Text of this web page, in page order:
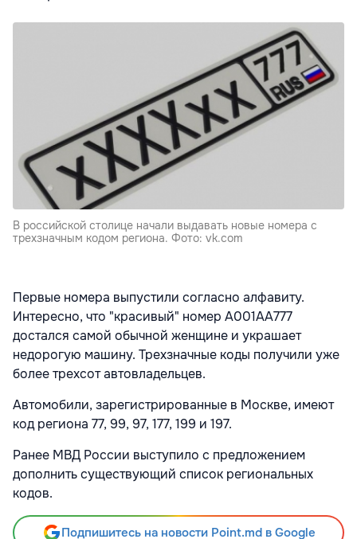
В российской столице начали выдавать новые номера с
трехзначным кодом региона. Фото: vk.com
Первые номера выпустили согласно алфавиту.
Интересно, что "красивый" номер А001АА777
достался самой обычной женщине и украшает
недорогую машину. Трехзначные коды получили уже
более трехсот автовладельцев.
Автомобили, зарегистрированные в Москве, имеют
код региона 77, 99, 97, 177, 199 и 197.
Ранее МВД России выступило с предложением
дополнить существующий список региональных
кодов.
Подпишитесь на новости Point.md в Google